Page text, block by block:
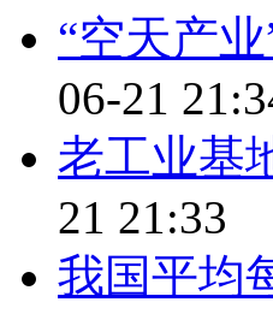
“空天产
06-21
老工业基
21 21:33
我国平均